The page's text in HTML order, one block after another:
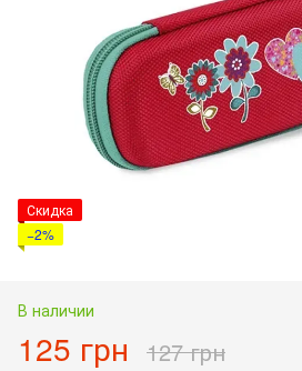
Скидка
−2%
В наличии
125 грн 127 грн